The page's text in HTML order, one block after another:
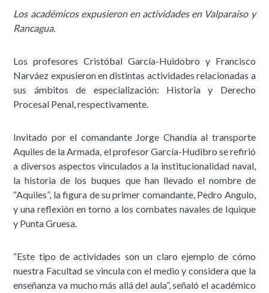
Los académicos expusieron en actividades en Valparaíso y
Rancagua.
Los profesores Cristóbal García-Huidobro y Francisco
Narváez expusieron en distintas actividades relacionadas a
sus ámbitos de especialización: Historia y Derecho
Procesal Penal, respectivamente.
Invitado por el comandante Jorge Chandía al transporte
Aquiles de la Armada, el profesor García-Hudibro se refirió
a diversos aspectos vinculados a la institucionalidad naval,
la historia de los buques que han llevado el nombre de
“Aquiles”, la figura de su primer comandante, Pedro Angulo,
y una reflexión en torno a los combates navales de Iquique
y Punta Gruesa.
“Este tipo de actividades son un claro ejemplo de cómo
nuestra Facultad se vincula con el medio y considera que la
enseñanza va mucho más allá del aula”, señaló el académico